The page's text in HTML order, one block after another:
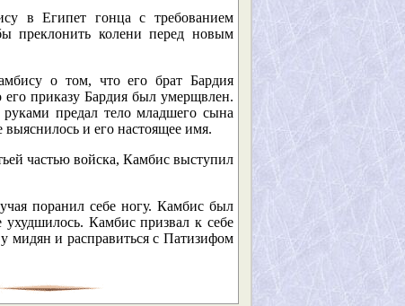
в Египет гонца с требованием
преклонить колени перед новым
о том, что его брат Бардия
его приказу Бардия был умерщвлен.
предал тело младшего сына
и его настоящее имя.
частью войска, Камбис выступил
поранил себе ногу. Камбис был
Камбис призвал к себе
мидян и расправиться с Патизифом